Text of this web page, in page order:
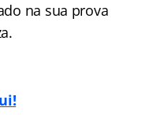
na sua prova